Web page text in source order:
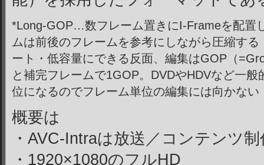
*Long-GOP…数フレーム置きにI-Frameを配置
ムは前後のフレームを参考にしながら圧縮す
ート・低容量にできる反面、編集はGOP（
と補完フレームで1GOP。DVDやHDVなど一
位になるのでフレーム単位の編集には向かない
概要は
・AVC-Intraは放送／コンテンツ
・1920×1080のフルHD